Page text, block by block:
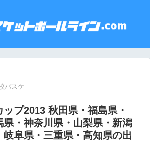
バスケ
ップ2013 秋田県・福島県・
県・神奈川県・山梨県・新潟
岐阜県・三重県・高知県の出